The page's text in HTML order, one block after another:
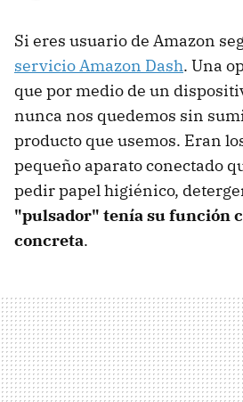
Si eres usuario de Amazon
servicio Amazon Dash. Una
que por medio de un
nunca nos quedemos sin
producto que usemos. Eran
pequeño aparato conectado
pedir papel higiénico,
"pulsador" tenía su función
concreta.